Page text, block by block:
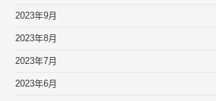
2023年9月
2023年8月
2023年7月
2023年6月